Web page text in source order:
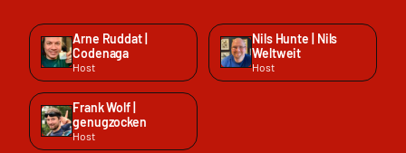
Arne Ruddat |
Codenaga
Host
Nils Hunte | Nils
Weltweit
Host
Frank Wolf |
genugzocken
Host